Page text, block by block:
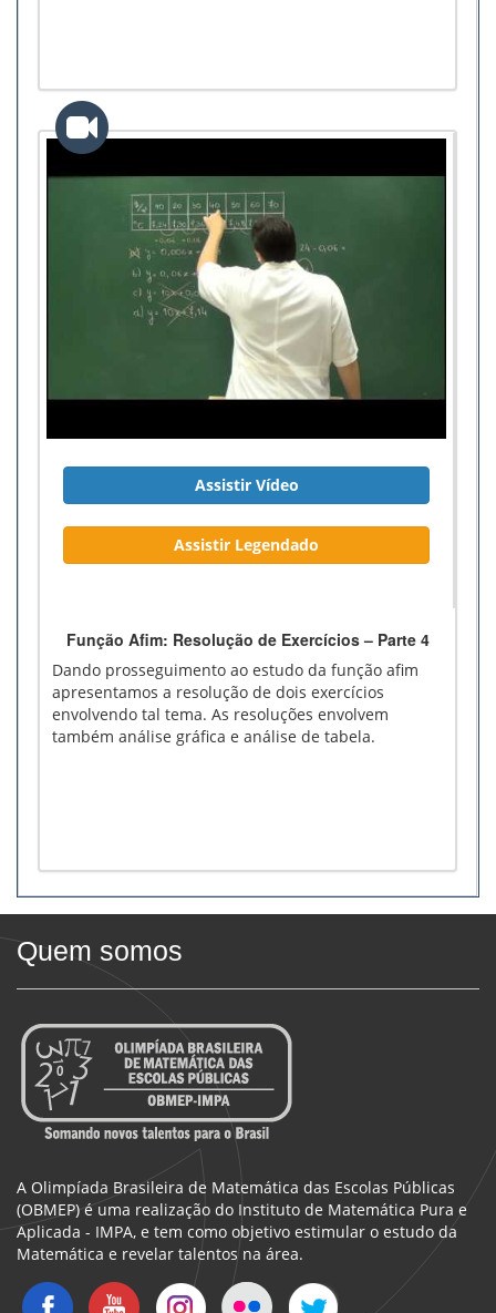
Assistir Vídeo
Assistir Legendado
Função Afim: Resolução de Exercícios – Parte 4
Dando prosseguimento ao estudo da função afim
apresentamos a resolução de dois exercícios
envolvendo tal tema. As resoluções envolvem
também análise gráfica e análise de tabela.
Quem somos
A Olimpíada Brasileira de Matemática das Escolas Públicas
(OBMEP) é uma realização do Instituto de Matemática Pura e
Aplicada - IMPA, e tem como objetivo estimular o estudo da
Matemática e revelar talentos na área.